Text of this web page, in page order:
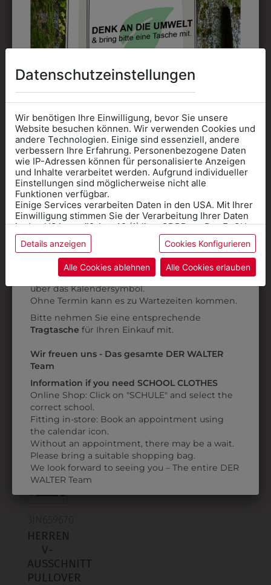
DAS KÖNNTE IHNEN
AUCH GEFALLEN
3JN658003
DAMEN V-
AUSSCHNITT
PULLOVER
3JN658004
DAMEN V-
AUSSCHNITT
PULLOVER
ZULETZT ANGESEHEN
HERREN
V-
AUSSCHNITT
PULLOVER
Datenschutzeinstellungen
Wir benötigen Ihre Einwilligung, bevor Sie unsere
Website besuchen können. Wir verwenden Cookies und
andere Technologien. Einige sind essenziell, andere
verbessern Ihre Erfahrung. Personenbezogene Daten
wie IP-Adressen können für personalisierte Anzeigen
und Inhalte verarbeitet werden. Aufgrund individueller
Einstellungen sind möglicherweise nicht alle
Funktionen verfügbar.
Einige Services verarbeiten Daten in den USA. Mit Ihrer
Einwilligung stimmen Sie der Verarbeitung Ihrer Daten
in den USA gemäß Art. 49 (1) lit. a GDPR zu. Der EuGH
stuft die USA als Land mit unzureichendem Datenschutz
ein, und es besteht das Risiko, dass US-Behörden
Daten ohne Klagemöglichkeit für Europäer überwachen.
Datenschutzerklärungbzw. im
Details anzeigen Cookies Konfigurieren
Alle Cookies ablehnen Alle Cookies erlauben
Informationen wenn Sie
Kleidung
für die SCHULE
benötigen
Online Shop: Klick auf SCHULE in der
Kategorie und die richtige Schule auswählen.
AnprobeVorort im Geschäft: Termin buchen
über das Kalendersymbol.
Ohne Termin kann es zu Wartezeiten kommen.
Bitte nehmen Sie eine entsprechende
Tragtasche für Ihren Einkauf mit.
Wir freuen uns - Das gesamte DER WALTER
Team
Information if you need SCHOOL CLOTHES
Online Shop: Click on "SCHULE" and select the
correct school.
Fitting in-store: Book an appointment using
the calendar icon.
Without an appointment, there may be a wait.
Please bring a suitable shopping bag.
We look forward to seeing you – The entire DER
WALTER Team